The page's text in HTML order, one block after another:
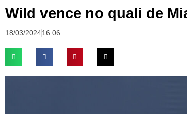
Wild vence no quali de
18/03/202416:06